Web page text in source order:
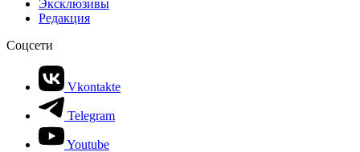
Эксклюзивы
Редакция
Соцсети
Vkontakte
Telegram
Youtube